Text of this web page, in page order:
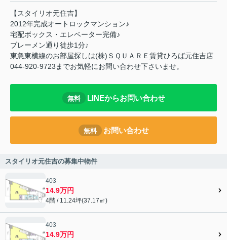
【スタイリオ元住吉】
2012年完成オートロックマンション♪
宅配ボックス・エレベーター完備♪
ブレーメン通り徒歩1分♪
東急東横線のお部屋探しは(株)ＳＱＵＡＲＥ賃貸ひろば元住吉店
044-920-9723までお気軽にお問い合わせ下さいませ。
無料 LINEからお問い合わせ
無料 お問い合わせ
スタイリオ元住吉の募集中物件
403
14.9万円
4階 / 11.24坪(37.17㎡)
403
14.9万円